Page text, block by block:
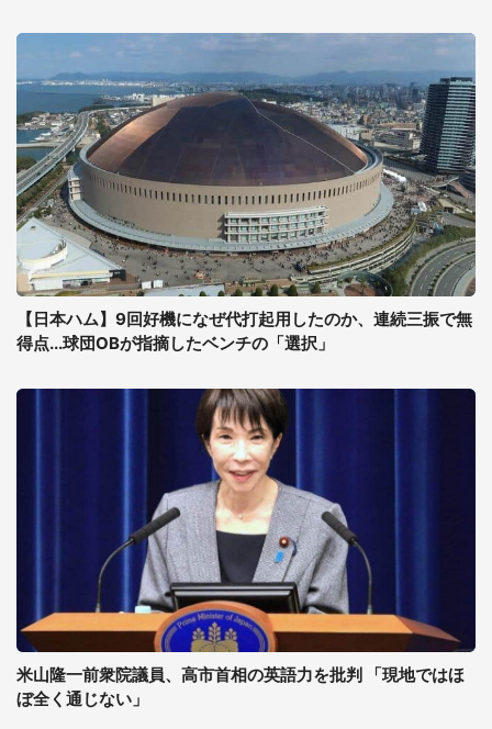
【日本ハム】9回好機になぜ代打起用したのか、連続三振で無
得点...球団OBが指摘したベンチの「選択」
米山隆一前衆院議員、高市首相の英語力を批判 「現地ではほ
ぼ全く通じない」